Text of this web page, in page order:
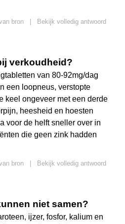
bron
Bekijk volledig antwoord
verkoudheid?
van 80-92mg/dag
een loopneus, verstopte
keel ongeveer met een derde
heesheid en hoesten
voor de helft sneller over in
die geen zink hadden
bron
Bekijk volledig antwoord
niet samen?
ijzer, fosfor, kalium en